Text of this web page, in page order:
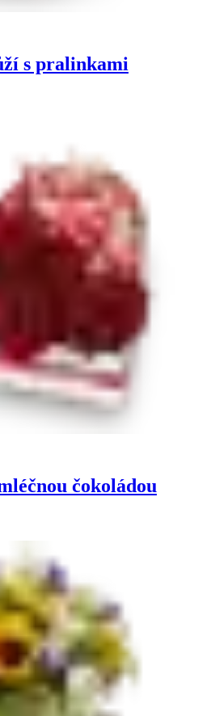
s pralinkami
čokoládou